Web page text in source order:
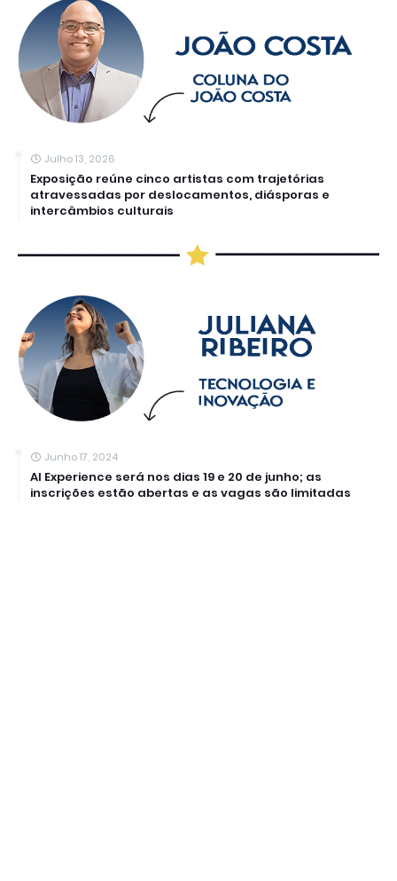
Julho 13, 2026
Exposição reúne cinco artistas com trajetórias
atravessadas por deslocamentos, diásporas e
intercâmbios culturais
Junho 17, 2024
AI Experience será nos dias 19 e 20 de junho; as
inscrições estão abertas e as vagas são limitadas